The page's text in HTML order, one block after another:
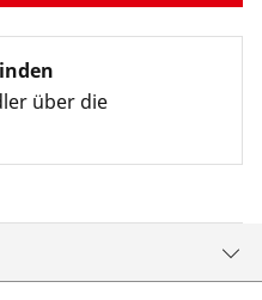
über die